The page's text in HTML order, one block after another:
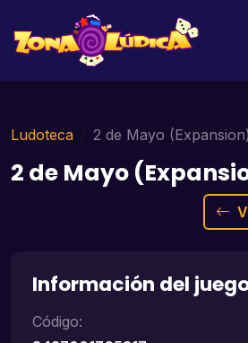
Ludoteca 2 de Mayo (Expansion)
2 de Mayo
Información del
Código: